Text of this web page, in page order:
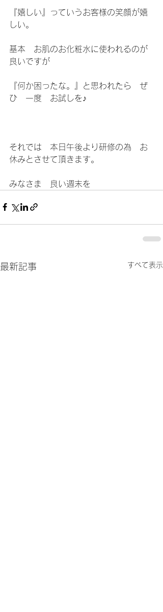
『嬉しい』っていうお客様の笑顔が嬉
しい。
基本　お肌のお化粧水に使われるのが
良いですが
『何か困ったな。』と思われたら　ぜ
ひ　一度　お試しを♪
それでは　本日午後より研修の為　お
休みとさせて頂きます。
みなさま　良い週末を
最新記事 すべて表示